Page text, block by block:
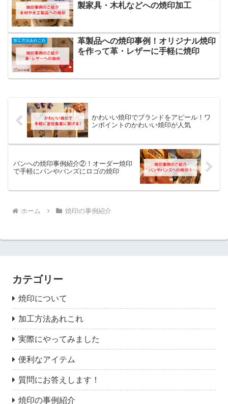
製家具・木札などへの焼印加工
加工方法あれこれ
革製品への焼印事例！オリジナル焼印
を作って革・レザーに手軽に焼印
かわいい焼印でブランドをアピール！ワ
ンポイントのかわいい焼印が人気
パンへの焼印事例紹介②！オーダー焼印
で手軽にパンやバンズにロゴの焼印
ホーム 焼印の事例紹介
カテゴリー
焼印について
加工方法あれこれ
実際にやってみました
便利なアイテム
質問にお答えします！
焼印の事例紹介